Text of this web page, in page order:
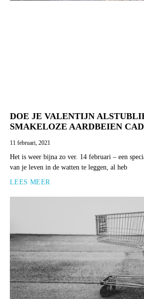
DOE JE VALENTIJN
SMAKELOZE AARDBEIEN
11 februari, 2021
Het is weer bijna zo ver. 14 februari – een
van je leven in de watten te leggen, al heb
LEES MEER